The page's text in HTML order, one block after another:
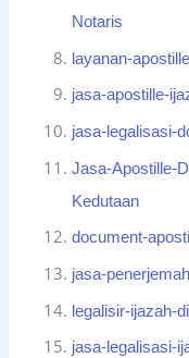
Notaris
layanan-
jasa-apostille-
jasa-legalisasi-
Jasa-Apostille-
Kedutaan
document-
jasa-
legalisir-ijazah-
jasa-legalisasi-